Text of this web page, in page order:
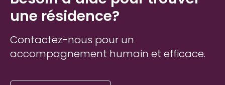
une résidence?
Contactez-nous pour un
accompagnement humain et efficace.